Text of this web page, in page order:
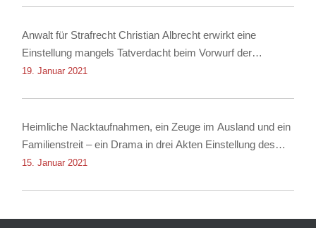
Anwalt für Strafrecht Christian Albrecht erwirkt eine
Einstellung mangels Tatverdacht beim Vorwurf der
Nachstellung
19. Januar 2021
Heimliche Nacktaufnahmen, ein Zeuge im Ausland und ein
Familienstreit – ein Drama in drei Akten Einstellung des
Verfahrens dank Rechtsanwalt für Strafrecht Christian
15. Januar 2021